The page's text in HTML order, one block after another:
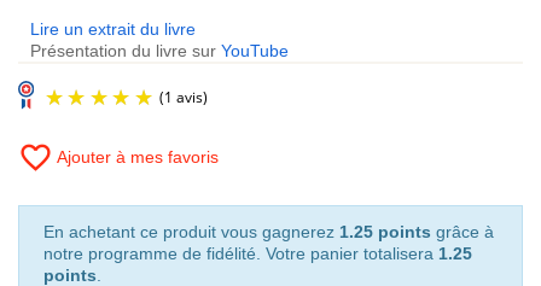
Lire un extrait du livre
Présentation du livre sur YouTube
favorite_border Ajouter à mes favoris
En achetant ce produit vous gagnerez 1.25 points grâce à
notre programme de fidélité. Votre panier totalisera 1.25
points